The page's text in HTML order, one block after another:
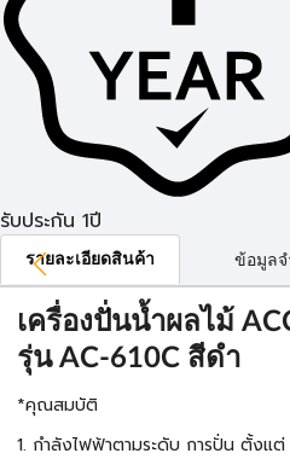
รับประกัน 1ปี
รายละเอียดสินค้า ข้อมูลจ
เครื่องปั่นน้ำผลไม้
รุ่น AC-610C สีดำ
*คุณสมบัติ
1. กำลังไฟฟ้าตามระดับ การปั่น ตั้งแ